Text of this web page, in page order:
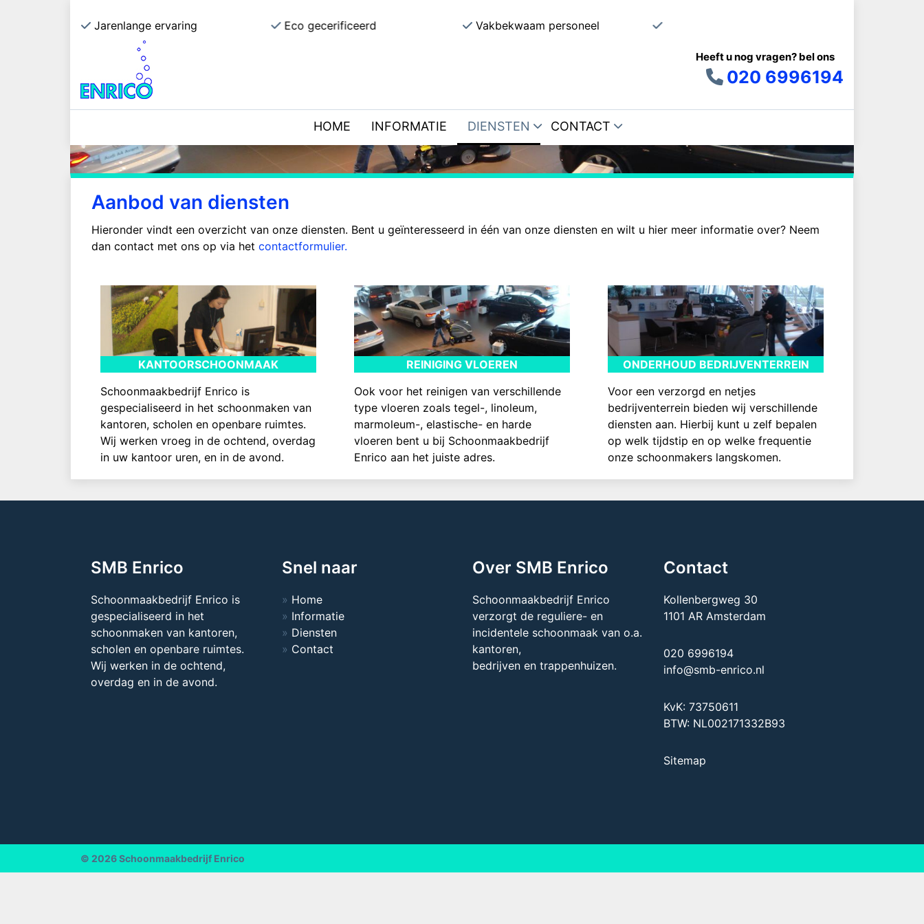
Jarenlange ervaring Eco gecerificeerd Vakbekwaam personeel
Heeft u nog vragen? bel ons
020 6996194
HOME INFORMATIE DIENSTEN CONTACT
Diensten
Aanbod van diensten
Hieronder vindt een overzicht van onze diensten. Bent u geïnteresseerd in één van onze diensten en wilt u hier meer informatie over? Neem
dan contact met ons op via het contactformulier.
KANTOORSCHOONMAAK
Schoonmaakbedrijf Enrico is
gespecialiseerd in het schoonmaken van
kantoren, scholen en openbare ruimtes.
Wij werken vroeg in de ochtend, overdag
in uw kantoor uren, en in de avond.
REINIGING VLOEREN
Ook voor het reinigen van verschillende
type vloeren zoals tegel-, linoleum,
marmoleum-, elastische- en harde
vloeren bent u bij Schoonmaakbedrijf
Enrico aan het juiste adres.
ONDERHOUD BEDRIJVENTERREIN
Voor een verzorgd en netjes
bedrijventerrein bieden wij verschillende
diensten aan. Hierbij kunt u zelf bepalen
op welk tijdstip en op welke frequentie
onze schoonmakers langskomen.
SMB Enrico
Schoonmaakbedrijf Enrico is
gespecialiseerd in het
schoonmaken van kantoren,
scholen en openbare ruimtes.
Wij werken in de ochtend,
overdag en in de avond.
Snel naar
Home
Informatie
Diensten
Contact
Over SMB Enrico
Schoonmaakbedrijf Enrico
verzorgt de reguliere- en
incidentele schoonmaak van o.a.
kantoren,
bedrijven en trappenhuizen.
Contact
Kollenbergweg 30
1101 AR Amsterdam
020 6996194
info@smb-enrico.nl
KvK: 73750611
BTW: NL002171332B93
Sitemap
© 2026Schoonmaakbedrijf Enrico